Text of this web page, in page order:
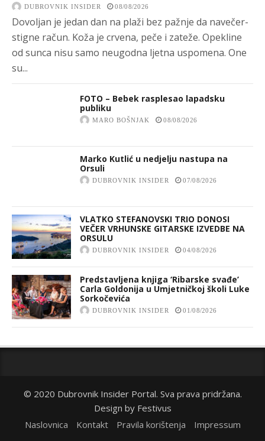
DUBROVNIK INSIDER 08/08/2026
Dovoljan je jedan dan na plaži bez pažnje da navečer-
stigne račun. Koža je crvena, peče i zateže. Opekline
od sunca nisu samo neugodna ljetna uspomena. One
su...
FOTO – Bebek rasplesao lapadsku
publiku
MARO BOŠNJAK 08/08/2026
Marko Kutlić u nedjelju nastupa na
Orsuli
DUBROVNIK INSIDER 07/08/2026
VLATKO STEFANOVSKI TRIO DONOSI
VEČER VRHUNSKE GITARSKE IZVEDBE NA
ORSULU
DUBROVNIK INSIDER 04/08/2026
Predstavljena knjiga ‘Ribarske svađe’
Carla Goldonija u Umjetničkoj školi Luke
Sorkočevića
DUBROVNIK INSIDER 01/08/2026
© 2020 Dubrovnik Insider Portal. Sva prava pridržana.
Design by Festivus
Naslovnica
Kontakt Pravila korištenja Impressum